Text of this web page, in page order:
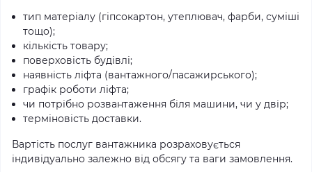
тип матеріалу (гіпсокартон, утеплювач, фарби, суміші
тощо);
кількість товару;
поверховість будівлі;
наявність ліфта (вантажного/пасажирського);
графік роботи ліфта;
чи потрібно розвантаження біля машини, чи у двір;
терміновість доставки.
Вартість послуг вантажника розраховується
індивідуально залежно від обсягу та ваги замовлення.